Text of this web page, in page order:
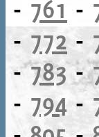
- 761 -
- 772 -
-783-
- 794 -